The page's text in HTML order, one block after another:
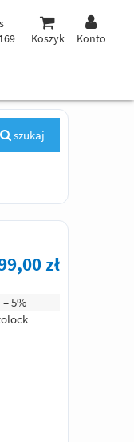
Koszyk Konto
szukaj
zł
5%